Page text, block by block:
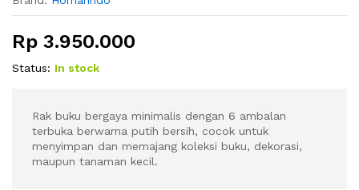
Rp 3.950.000
Status: In stock
Rak buku bergaya minimalis dengan 6 ambalan
terbuka berwarna putih bersih, cocok untuk
menyimpan dan memajang koleksi buku, dekorasi,
maupun tanaman kecil.